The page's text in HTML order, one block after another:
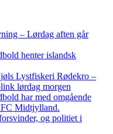
– Lørdag aften går
henter islandsk
Lystfiskeri Rødekro –
lørdag morgen
har med omgående
Midtjylland.
og politiet i